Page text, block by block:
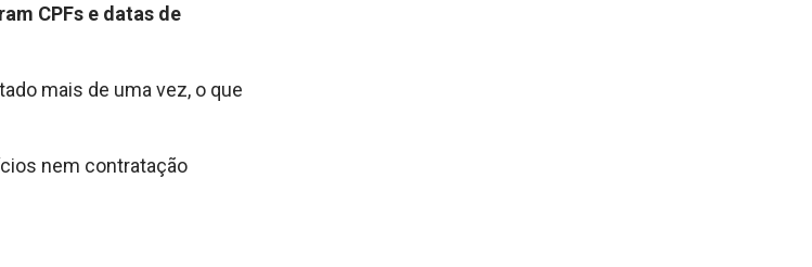
CPFs e datas de
mais de uma vez, o que
nem contratação